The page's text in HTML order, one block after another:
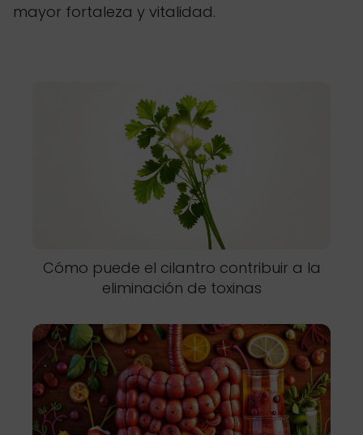
mayor fortaleza y vitalidad.
Cómo puede el cilantro contribuir a la
eliminación de toxinas